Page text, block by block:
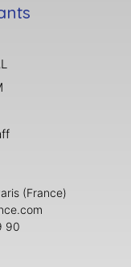
(France)
90